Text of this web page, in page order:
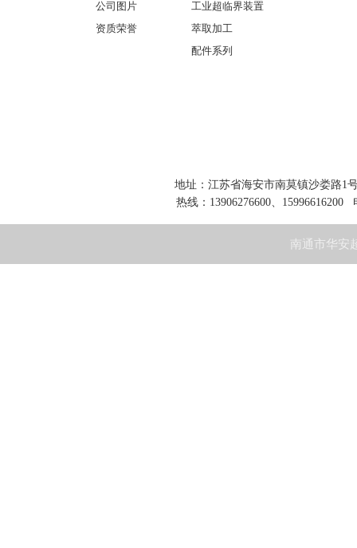
公司图片
资质荣誉
工业超临界装置
萃取加工
配件系列
地址：江苏省海安市南莫镇沙娄路1
热线：13906276600、15996616200
南通市华